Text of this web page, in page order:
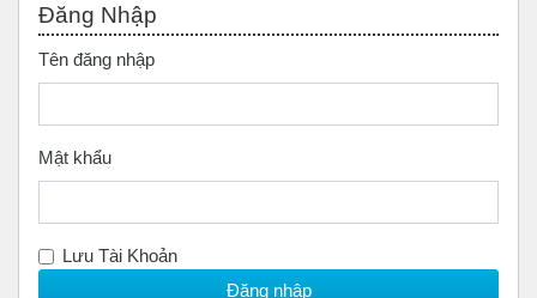
Đăng Nhập
Tên đăng nhập
Mật khẩu
Lưu Tài Khoản